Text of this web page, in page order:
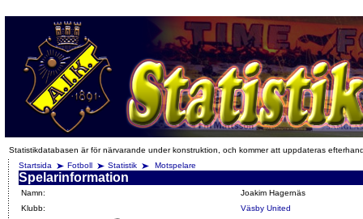
Statistikdatabasen är för närvarande under konstruktion, och kommer att uppdateras
Startsida
Fotboll Statistik Motspelare
Spelarinformation
Namn:
Joakim Hagernäs
Klubb:
Väsby United